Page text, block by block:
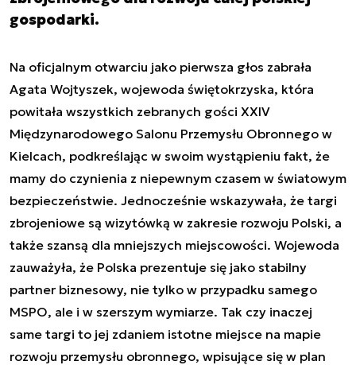
gospodarki.
Na oficjalnym otwarciu jako pierwsza głos zabrała
Agata Wojtyszek, wojewoda świętokrzyska, która
powitała wszystkich zebranych gości XXIV
Międzynarodowego Salonu Przemysłu Obronnego w
Kielcach, podkreślając w swoim wystąpieniu fakt, że
mamy do czynienia z niepewnym czasem w światowym
bezpieczeństwie. Jednocześnie wskazywała, że targi
zbrojeniowe są wizytówką w zakresie rozwoju Polski, a
także szansą dla mniejszych miejscowości. Wojewoda
zauważyła, że Polska prezentuje się jako stabilny
partner biznesowy, nie tylko w przypadku samego
MSPO, ale i w szerszym wymiarze. Tak czy inaczej
same targi to jej zdaniem istotne miejsce na mapie
rozwoju przemysłu obronnego, wpisujące się w plan